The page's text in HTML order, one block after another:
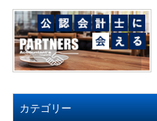
カテゴリー